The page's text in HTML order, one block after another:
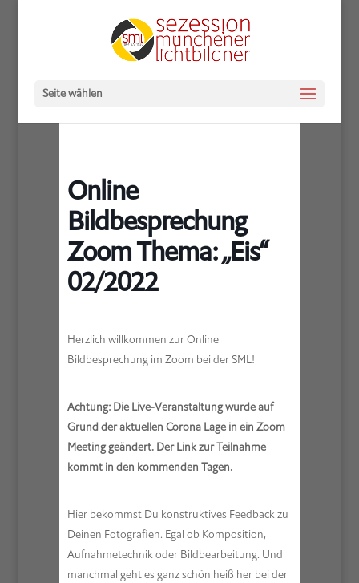
Seite wählen
Online
Bildbesprechung
Zoom Thema: „Eis“
02/2022
Herzlich willkommen zur Online
Bildbesprechung im Zoom bei der SML!
Achtung: Die Live-Veranstaltung wurde auf
Grund der aktuellen Corona Lage in ein Zoom
Meeting geändert. Der Link zur Teilnahme
kommt in den kommenden Tagen.
Hier bekommst Du konstruktives Feedback zu
Deinen Fotografien. Egal ob Komposition,
Aufnahmetechnik oder Bildbearbeitung. Und
manchmal geht es ganz schön heiß her bei der